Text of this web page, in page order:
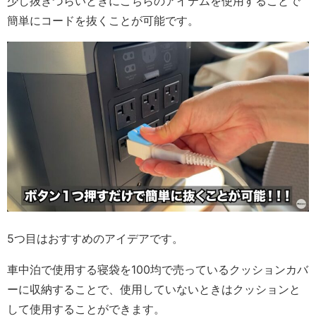
簡単にコードを抜くことが可能です。
5つ目はおすすめのアイデアです。
車中泊で使用する寝袋を100均で売っているクッションカバ
ーに収納することで、使用していないときはクッションと
して使用することができます。